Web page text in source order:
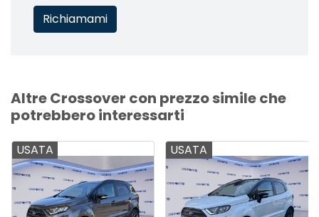
Altre Crossover con prezzo simile che
potrebbero interessarti
USATA